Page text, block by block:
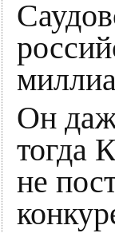
Он
тогда
не